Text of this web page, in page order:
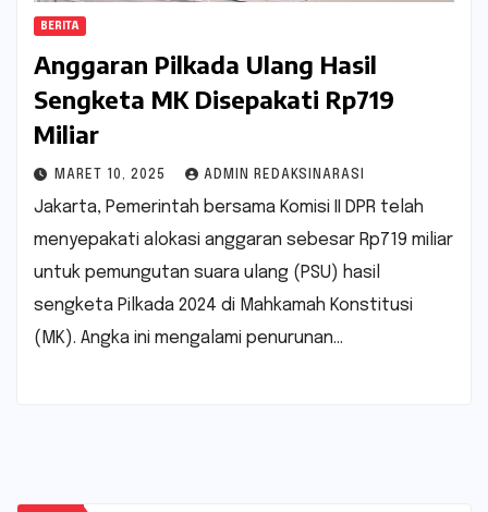
BERITA
Anggaran Pilkada Ulang Hasil
Sengketa MK Disepakati Rp719
Miliar
MARET 10, 2025 ADMIN REDAKSINARASI
Jakarta, Pemerintah bersama Komisi II DPR telah
menyepakati alokasi anggaran sebesar Rp719 miliar
untuk pemungutan suara ulang (PSU) hasil
sengketa Pilkada 2024 di Mahkamah Konstitusi
(MK). Angka ini mengalami penurunan…